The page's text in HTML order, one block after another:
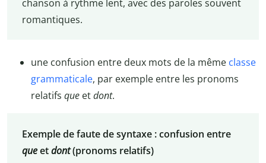
chanson à rythme lent, avec des paroles souvent
romantiques.
une confusion entre deux mots de la même classe
grammaticale, par exemple entre les pronoms
relatifs que etdont.
Exemple de faute de syntaxe : confusion entre
queetdont(pronoms relatifs)